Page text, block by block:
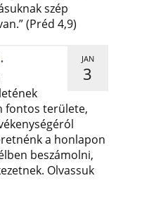
szép
(Préd 4,9)
JAN
3
fontos területe,
a honlapon
beszámolni,
Olvassuk